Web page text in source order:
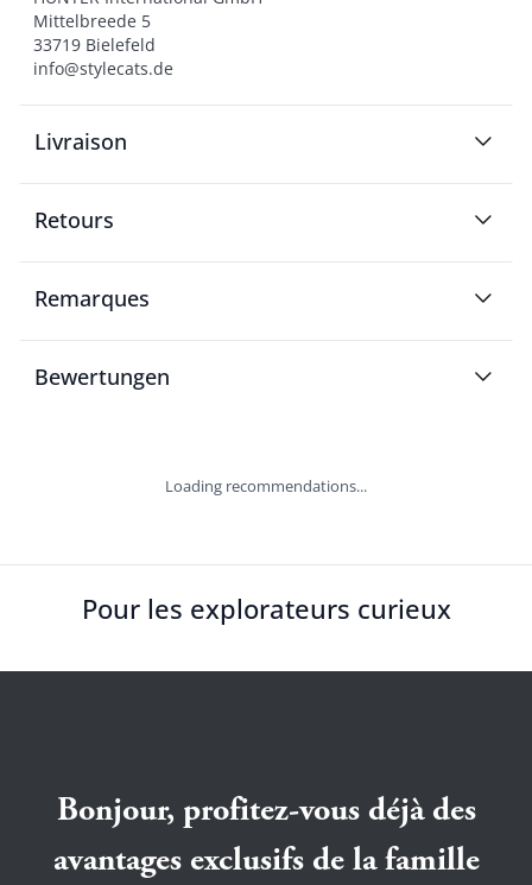
Mittelbreede 5
33719 Bielefeld
info@stylecats.de
Livraison
Retours
Remarques
Bewertungen
Loading recommendations...
Pour les explorateurs curieux
Bonjour, profitez-vous déjà des
avantages exclusifs de la famille